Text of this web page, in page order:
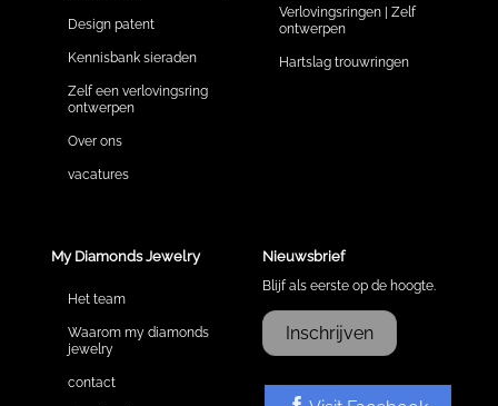
Design patent
Kennisbank sieraden
Zelf een verlovingsring
ontwerpen
Over ons
vacatures
Verlovingsringen | Zelf
ontwerpen
Hartslag trouwringen
My Diamonds Jewelry
Het team
Waarom my diamonds
jewelry
contact
Nieuwsbrief
Blijf als eerste op de hoogte.
Inschrijven